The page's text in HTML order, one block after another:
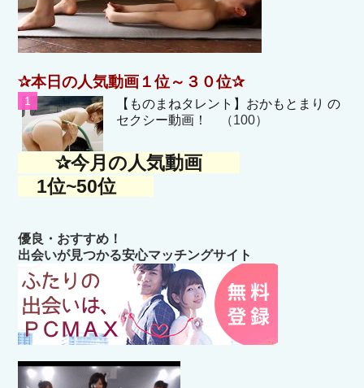
✰本日の人気動画１位～３０位✰
【ものまねタレント】おかもとまり の
セクシー動画！
（100）
✰今月の人気動画
1位~50位
優良・おすすめ！
出会いが見つかる安心マッチングサイト